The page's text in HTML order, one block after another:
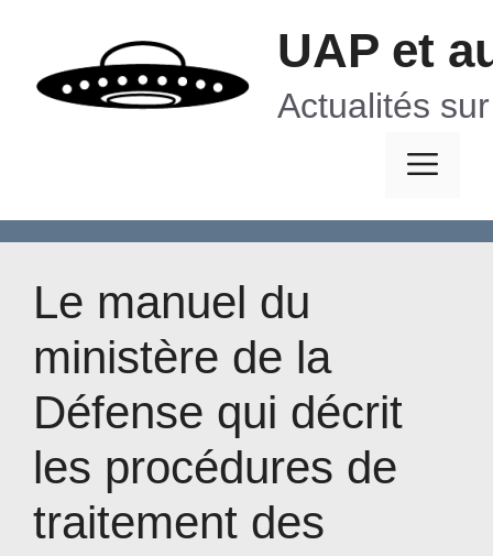
contenu
UAP et
Actualités
Le manuel du
ministère de la
Défense qui décrit
les procédures de
traitement des